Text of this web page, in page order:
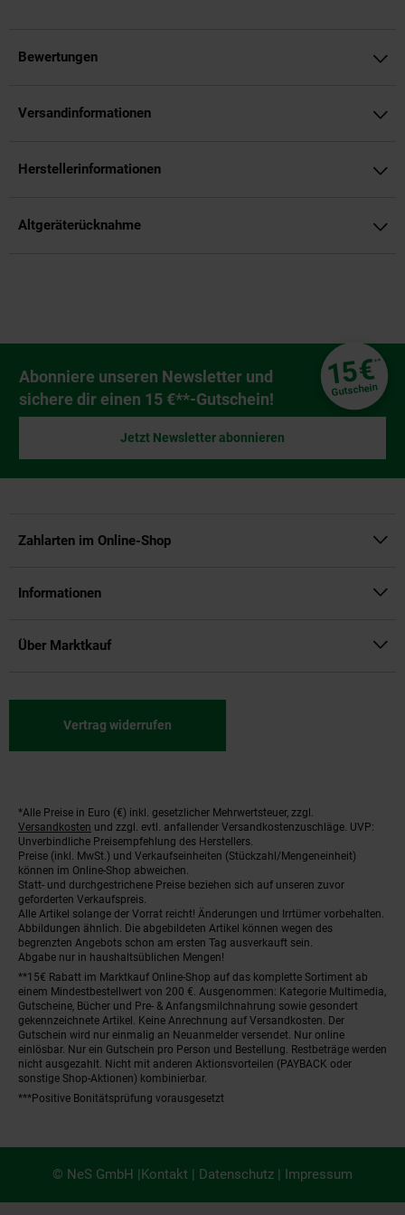
Bewertungen
Versandinformationen
Herstellerinformationen
Altgeräterücknahme
Newsletter Anmeldung
Abonniere unseren Newsletter und
sichere dir einen 15 €**-Gutschein!
15€**
Gutschein
Jetzt Newsletter abonnieren
Zahlarten im Online-Shop
Informationen
Über Marktkauf
Vertrag widerrufen
Fußnoten
*Alle Preise in Euro (€) inkl. gesetzlicher Mehrwertsteuer, zzgl.
Versandkosten und zzgl. evtl. anfallender Versandkostenzuschläge. UVP:
Unverbindliche Preisempfehlung des Herstellers.
Preise (inkl. MwSt.) und Verkaufseinheiten (Stückzahl/Mengeneinheit)
können im Online-Shop abweichen.
Statt- und durchgestrichene Preise beziehen sich auf unseren zuvor
geforderten Verkaufspreis.
Alle Artikel solange der Vorrat reicht! Änderungen und Irrtümer vorbehalten.
Abbildungen ähnlich. Die abgebildeten Artikel können wegen des
begrenzten Angebots schon am ersten Tag ausverkauft sein.
Abgabe nur in haushaltsüblichen Mengen!
**15€ Rabatt im Marktkauf Online-Shop auf das komplette Sortiment ab
einem Mindestbestellwert von 200 €. Ausgenommen: Kategorie Multimedia,
Gutscheine, Bücher und Pre- & Anfangsmilchnahrung sowie gesondert
gekennzeichnete Artikel. Keine Anrechnung auf Versandkosten. Der
Gutschein wird nur einmalig an Neuanmelder versendet. Nur online
einlösbar. Nur ein Gutschein pro Person und Bestellung. Restbeträge werden
nicht ausgezahlt. Nicht mit anderen Aktionsvorteilen (PAYBACK oder
sonstige Shop-Aktionen) kombinierbar.
***Positive Bonitätsprüfung vorausgesetzt
© NeS GmbH |Kontakt | Datenschutz | Impressum